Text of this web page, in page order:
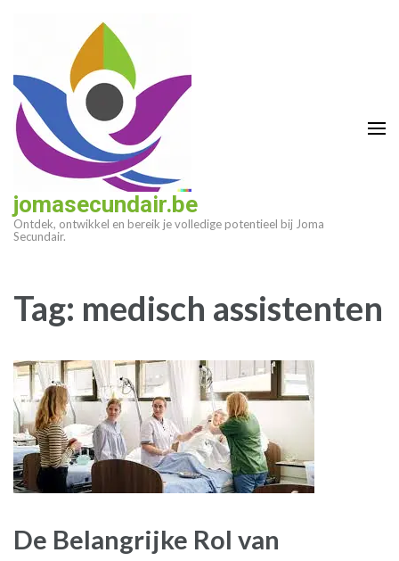
(druk
enter)
jomasecundair.be
Ontdek, ontwikkel en bereik je volledige potentieel bij Joma
Secundair.
Tag: medisch assistenten
De Belangrijke Rol van